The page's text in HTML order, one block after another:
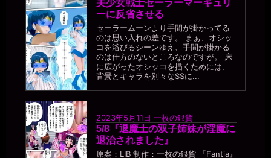
美少女戦士セーラーマーキュリ
ーに反省させる
セーラームーンより手間が掛かってる
のは思い入れの差です。 まぁ、オシッ
コを浴びるシーンゆえ、手間が掛かる
のは仕方のないところなのですが。 床
に広がったオシッコを描くためには、
背景とキャラを別々なSSに...
2023年5月11日 一枚の銀貨
5/8『退魔士の双子姉妹が淫魔に
退治されました』
原案：LIB 制作：一枚の銀貨 『Fantia』